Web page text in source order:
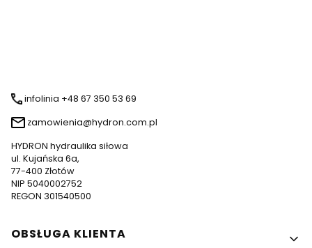
infolinia +48 67 350 53 69
zamowienia@hydron.com.pl
HYDRON hydraulika siłowa
ul. Kujańska 6a,
77-400 Złotów
NIP 5040002752
REGON 301540500
Linki w stopce
OBSŁUGA KLIENTA